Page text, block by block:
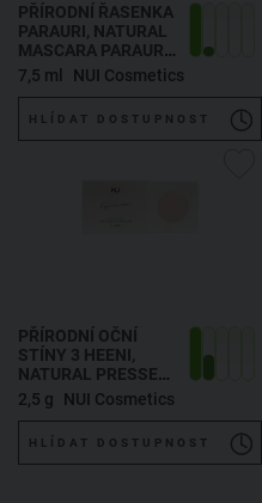
PŘÍRODNÍ ŘASENKA
PARAURI , NATURAL
MASCARA PARAURI
7,5 ML
7,5 ml NUI Cosmetics
HLÍDAT DOSTUPNOST
PŘÍRODNÍ OČNÍ
STÍNY 3 HEENI
NATURAL PRESSED
EYESHADOW 3
HEENI 2,5 G
2,5 g NUI Cosmetics
HLÍDAT DOSTUPNOST